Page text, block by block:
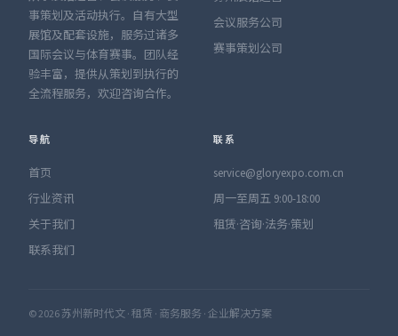
事策划及活动执行。自有大型
展馆及配套设施，服务过诸多
国际会议与体育赛事。团队经
验丰富，提供从策划到执行的
全流程服务，欢迎咨询合作。
会议服务公司
赛事策划公司
导航
首页
行业资讯
关于我们
联系我们
联系
service@gloryexpo.com.cn
周一至周五 9:00-18:00
租赁·咨询·法务·策划
© 2026 苏州新时代文 · 租赁 · 商务服务 · 企业解决方案